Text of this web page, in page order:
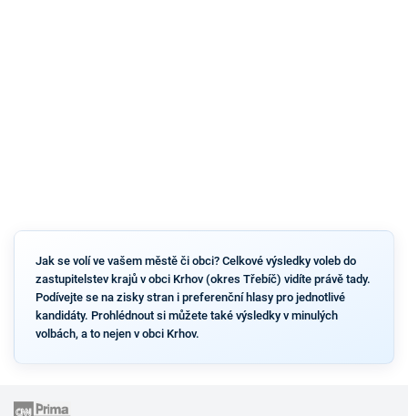
Jak se volí ve vašem městě či obci? Celkové výsledky voleb do
zastupitelstev krajů v obci Krhov (okres Třebíč) vidíte právě tady.
Podívejte se na zisky stran i preferenční hlasy pro jednotlivé
kandidáty. Prohlédnout si můžete také výsledky v minulých
volbách, a to nejen v obci Krhov.